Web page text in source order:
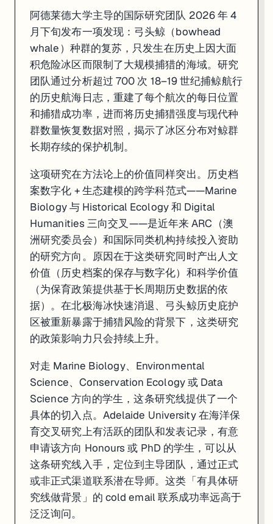
阿德莱德大学主导的国际研究团队 2026 年 4
月下旬发布一项发现：弓头鲸（bowhead
whale）种群的复苏，只发生在历史上因大面
积危险冰区而限制了大规模捕猎的海域。研究
团队通过分析超过 700 次 18–19 世纪捕鲸航行
的历史航海日志，重建了每个航次的每日位置
和捕猎成功率，进而将历史捕猎强度与现代种
群数量恢复数据对照，揭示了冰区分布对鲸群
长期存续的保护机制。
这项研究在方法论上的价值同样突出。历史档
案数字化 + 生态建模的跨学科范式——Marine
Biology 与 Historical Ecology 和 Digital
Humanities 三向交叉——是近年来 ARC（澳
洲研究委员会）和国际同类机构持续投入资助
的研究方向。原因在于这类研究同时产出人文
价值（历史档案的保存与数字化）和科学价值
（为保育政策提供基于长周期历史数据的依
据）。在北极海冰快速消退、弓头鲸历史庇护
区被重新暴露于捕猎风险的背景下，这类研究
的政策影响力只会持续上升。
对走 Marine Biology、Environmental
Science、Conservation Ecology 或 Data
Science 方向的学生，这条研究线提供了一个
具体的切入点。Adelaide University 在海洋保
育交叉研究上有活跃的团队和发表记录，有意
申请该方向 Honours 或 PhD 的学生，可以从
这条研究线入手，定位到主导团队，通过正式
或非正式渠道联系潜在导师。这类「有具体研
究线做背景」的 cold email 联系成功率远高于
泛泛询问。